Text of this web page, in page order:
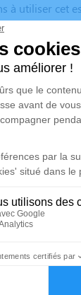
à utiliser cet
ou
ou des
à honorer
d’arbre
Amand de